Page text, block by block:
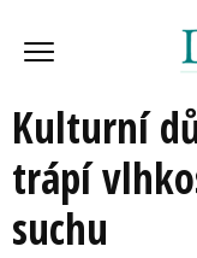
Kulturní
trápí
suchu